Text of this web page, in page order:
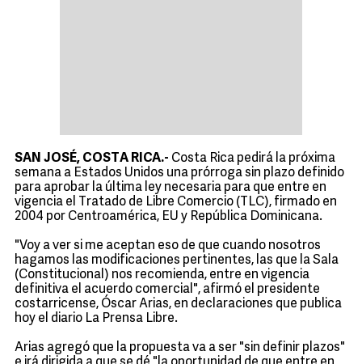
SAN JOSÉ, COSTA RICA.- Costa Rica pedirá la próxima
semana a Estados Unidos una prórroga sin plazo definido
para aprobar la última ley necesaria para que entre en
vigencia el Tratado de Libre Comercio (TLC), firmado en
2004 por Centroamérica, EU y República Dominicana.
"Voy a ver si me aceptan eso de que cuando nosotros
hagamos las modificaciones pertinentes, las que la Sala
(Constitucional) nos recomienda, entre en vigencia
definitiva el acuerdo comercial", afirmó el presidente
costarricense, Óscar Arias, en declaraciones que publica
hoy el diario La Prensa Libre.
Arias agregó que la propuesta va a ser "sin definir plazos"